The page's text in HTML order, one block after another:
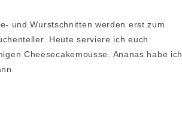
und Wurstschnitten werden erst zum
Heute serviere ich euch
Cheesecakemousse. Ananas habe ich